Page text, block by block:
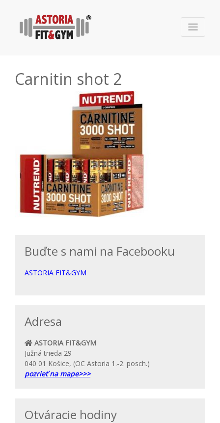
Carnitin shot 2
Buďte s nami na Facebooku
ASTORIA FIT&GYM
Adresa
ASTORIA FIT&GYM
Južná trieda 29
040 01 Košice, (OC Astoria 1.-2. posch.)
pozrieť na mape>>>
Otváracie hodiny